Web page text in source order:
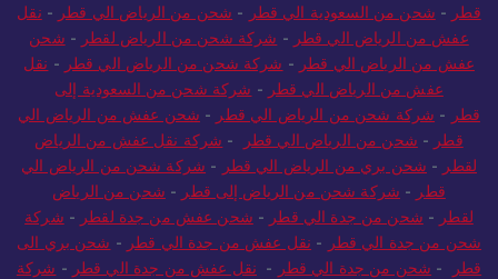
قطر - شحن من السعودية الي قطر - شحن من الرياض الي قطر - نقل
عفش من الرياض الي قطر - شركة شحن من الرياض لقطر - شحن
عفش من الرياض الي قطر - شركة شحن من الرياض الي قطر - نقل
عفش من الرياض الي قطر - شركة شحن من السعودية إلى
قطر - شركة شحن من الرياض الي قطر - شحن عفش من الرياض الي
قطر - شحن من الرياض الي قطر - شركة نقل عفش من الرياض
لقطر - شحن بري من الرياض الي قطر - شركة شحن من الرياض الي
قطر - شركة شحن من الرياض إلى قطر - شحن من الرياض
لقطر - شحن من جدة الي قطر - شحن عفش من جدة لقطر - شركة
شحن من جدة الي قطر - نقل عفش من جدة الي قطر - شحن بري الى
قطر
- شحن من جدة الي قطر - نقل عفش من جدة الي قطر - شركة